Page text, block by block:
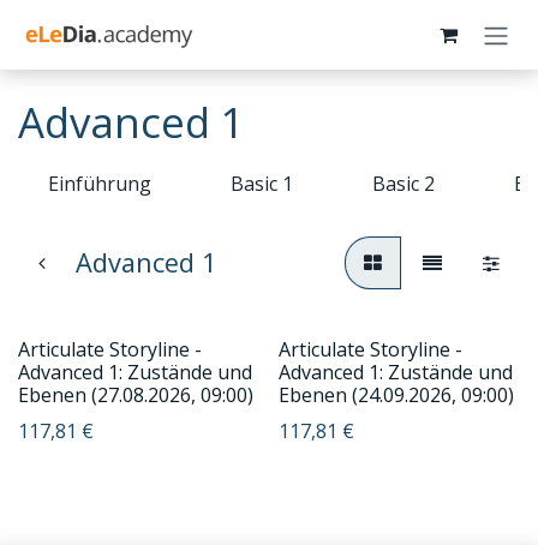
Advanced 1
Einführung Basic 1 Basic 2
Advanced 1
Articulate Storyline -
Advanced 1: Zustände und
Ebenen (27.08.2026, 09:00)
117,81 €
Articulate Storyline -
Advanced 1: Zustände und
Ebenen (24.09.2026, 09:00)
117,81 €